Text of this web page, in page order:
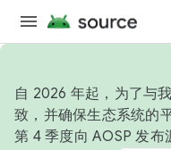
自 2026 年起，为了与
致，并确保生态系统的
第 4 季度向 AOSP 发